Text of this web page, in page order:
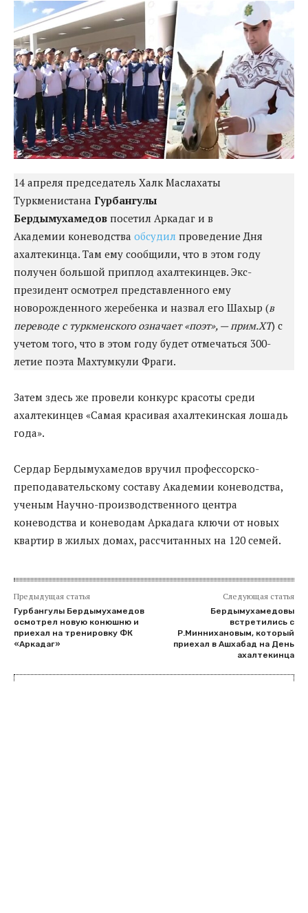
14 апреля председатель Халк Маслахаты
Туркменистана Гурбангулы
Бердымухамедов посетил Аркадаг и в
Академии коневодства обсудил проведение Дня
ахалтекинца. Там ему сообщили, что в этом году
получен большой приплод ахалтекинцев. Экс-
президент осмотрел представленного ему
новорожденного жеребенка и назвал его Шахыр (в
переводе с туркменского означает «поэт», — прим.ХТ) с
учетом того, что в этом году будет отмечаться 300-
летие поэта Махтумкули Фраги.
Затем здесь же провели конкурс красоты среди
ахалтекинцев «Самая красивая ахалтекинская лошадь
года».
Сердар Бердымухамедов вручил профессорско-
преподавательскому составу Академии коневодства,
ученым Научно-производственного центра
коневодства и коневодам Аркадага ключи от новых
квартир в жилых домах, рассчитанных на 120 семей.
Предыдущая статья
Гурбангулы Бердымухамедов
осмотрел новую конюшню и
приехал на тренировку ФК
«Аркадаг»
Следующая статья
Бердымухамедовы
встретились с
Р.Миннихановым, который
приехал в Ашхабад на День
ахалтекинца